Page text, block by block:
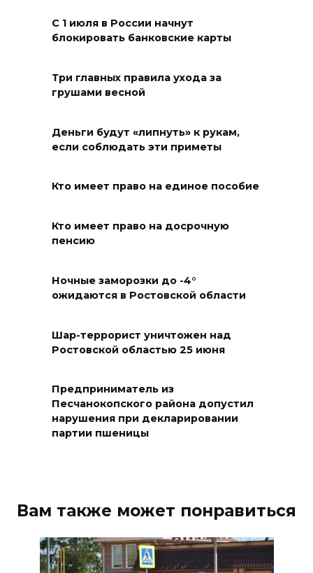
в донской столице
07 августа 2026 18:28
«Метеор» «Андрей Байков»
Меры поддержки после ЧС
взаимодействие участников
избирательного процесса в
07 августа 2026 17:14
Емельяновых на Большой
Садовой, 94, обследуют
07 августа 2026 17:03
Бетон и влага: эксперт ЮФУ
07 августа 2026 16:30
ВСЕ КАК ЕСТЬ. Исчезающая
Украина. Страна вдов и
С 1 июля в России начнут
блокировать банковские карты
Три главных правила ухода за
грушами весной
Деньги будут «липнуть» к рукам,
если соблюдать эти приметы
Кто имеет право на единое пособие
Кто имеет право на досрочную
пенсию
Ночные заморозки до -4°
ожидаются в Ростовской области
Шар-террорист уничтожен над
Ростовской областью 25 июня
Предприниматель из
Песчанокопского района допустил
нарушения при декларировании
партии пшеницы
Вам также может понравиться